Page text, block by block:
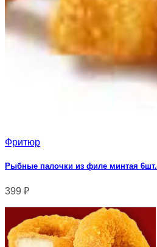
Фритюр
Рыбные палочки из филе минтая 6шт.
399 ₽